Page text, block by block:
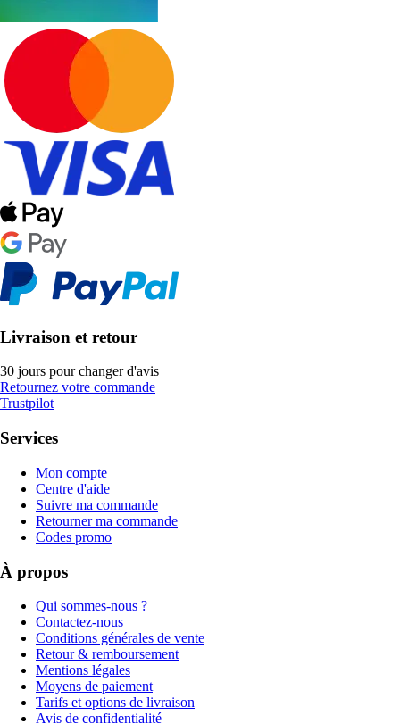
Livraison et retour
30 jours pour changer d'avis
Retournez votre commande
Trustpilot
Services
Mon compte
Centre d'aide
Suivre ma commande
Retourner ma commande
Codes promo
À propos
Qui sommes-nous ?
Contactez-nous
Conditions générales de vente
Retour & remboursement
Mentions légales
Moyens de paiement
Tarifs et options de livraison
Avis de confidentialité